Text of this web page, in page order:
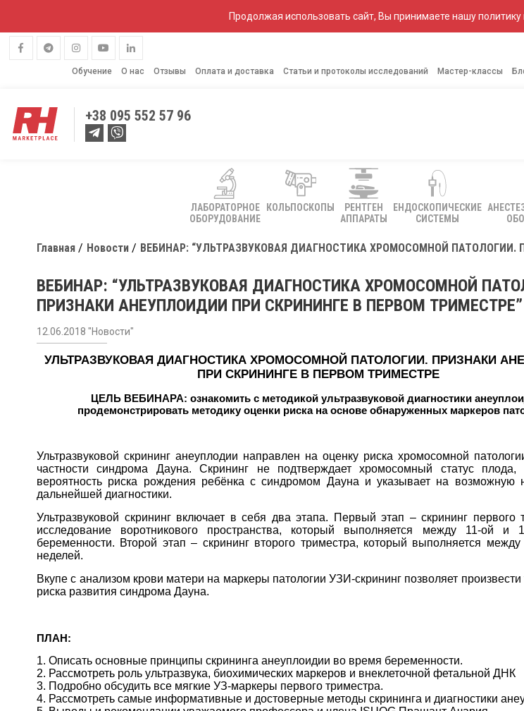
Продолжая использовать сайт, Вы принимаете нашу
Обучение О нас Отзывы Оплата и доставка Статьи и протоколы исследований Мастер-классы
+38 095 552 57 96
ЛАБОРАТОРНОЕ
ОБОРУДОВАНИЕ
КОЛЬПОСКОПЫ
РЕНТГЕН
АППАРАТЫ
ЕНДОСКОПИЧЕСКИЕ
СИСТЕМЫ
Главная Новости ВЕБИНАР: “УЛЬТРАЗВУКОВАЯ ДИАГНОСТИКА ХРОМОСОМНОЙ
ВЕБИНАР: “УЛЬТРАЗВУКОВАЯ ДИАГНОСТИКА ХРОМОСОМНОЙ
ПРИЗНАКИ АНЕУПЛОИДИИ ПРИ СКРИНИНГЕ В ПЕРВОМ ТРИМЕСТРЕ”
12.06.2018 "Новости"
УЛЬТРАЗВУКОВАЯ ДИАГНОСТИКА ХРОМОСОМНОЙ ПАТОЛОГИИ. ПРИЗНАКИ
ПРИ СКРИНИНГЕ В ПЕРВОМ ТРИМЕСТРЕ
ЦЕЛЬ ВЕБИНАРА: ознакомить с методикой ультразвуковой диагностики
продемонстрировать методику оценки риска на основе обнаруженных маркеров
Ультразвуковой скрининг анеуплодии направлен на оценку риска хромосомной
частности синдрома Дауна. Скрининг не подтверждает хромосомный статус плода,
вероятность риска рождения ребёнка с синдромом Дауна и указывает на возможную
дальнейшей диагностики.
Ультразвуковой скрининг включает в себя два этапа. Первый этап – скрининг первого
исследование воротникового пространства, который выполняется между 11-ой и
беременности. Второй этап – скрининг второго триместра, который выполняется
неделей.
Вкупе с анализом крови матери на маркеры патологии УЗИ-скрининг позволяет произвести
риска развития синдрома Дауна.
ПЛАН:
1. Описать основные принципы скрининга анеуплоидии во время беременности.
2. Рассмотреть роль ультразвука, биохимических маркеров и внеклеточной фетальной ДНК
3. Подробно обсудить все мягкие УЗ-маркеры первого триместра.
4. Рассмотреть самые информативные и достоверные методы скрининга и диагностики